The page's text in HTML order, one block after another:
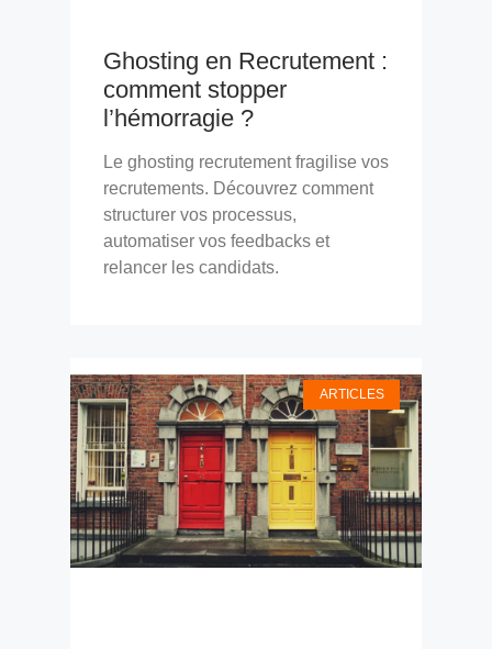
Ghosting en Recrutement :
comment stopper
l’hémorragie ?
Le ghosting recrutement fragilise vos
recrutements. Découvrez comment
structurer vos processus,
automatiser vos feedbacks et
relancer les candidats.
ARTICLES